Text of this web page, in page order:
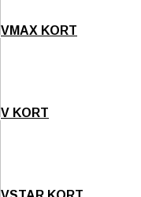
VMAX KORT
V KORT